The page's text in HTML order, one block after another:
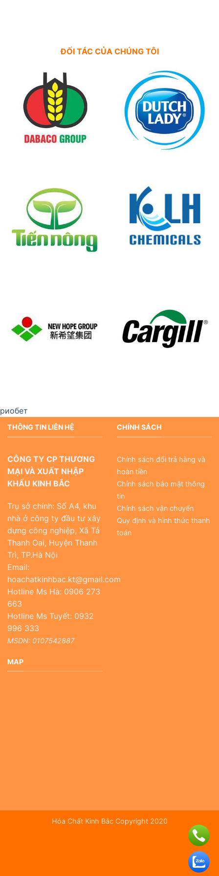
ĐỐI TÁC CỦA CHÚNG TÔI
риобет
THÔNG TIN LIÊN HỆ
CÔNG TY CP THƯƠNG
MẠI VÀ XUẤT NHẬP
KHẨU KINH BẮC
Trụ sở chính: Số A4, khu
nhà ở công ty đầu tư xây
dựng công nghiệp, Xã Tả
Thanh Oai, Huyện Thanh
Trì, TP.Hà Nội
Email:
hoachatkinhbac.kt@gmail.com
Hotline Ms Hà: 0906 273
663
Hotline Ms Tuyết: 0932
996 333
MSDN: 0107542887
CHÍNH SÁCH
Chính sách đổi trả hàng và
hoàn tiền
Chính sách bảo mật thông
tin
Chính sách vận chuyển
Quy định và hình thức thanh
toán
MAP
Hóa Chất Kinh Bắc Copyright 2020